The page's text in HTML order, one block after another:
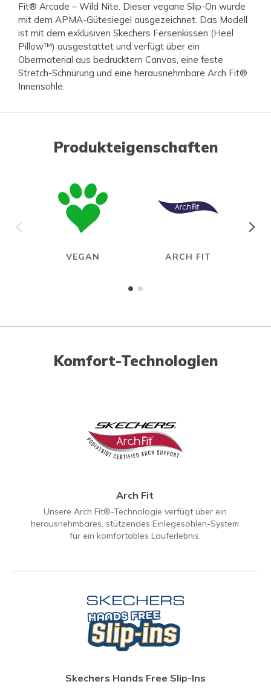
Fit® Arcade – Wild Nite. Dieser vegane Slip-On wurde
mit dem APMA-Gütesiegel ausgezeichnet. Das Modell
ist mit dem exklusiven Skechers Fersenkissen (Heel
Pillow™) ausgestattet und verfügt über ein
Obermaterial aus bedrucktem Canvas, eine feste
Stretch-Schnürung und eine herausnehmbare Arch Fit®
Innensohle.
Produkteigenschaften
VEGAN ARCH FIT
Komfort-Technologien
Arch Fit
Unsere Arch Fit®-Technologie verfügt über ein
herausnehmbares, stützendes Einlegesohlen-System
für ein komfortables Lauferlebnis.
Skechers Hands Free Slip-Ins